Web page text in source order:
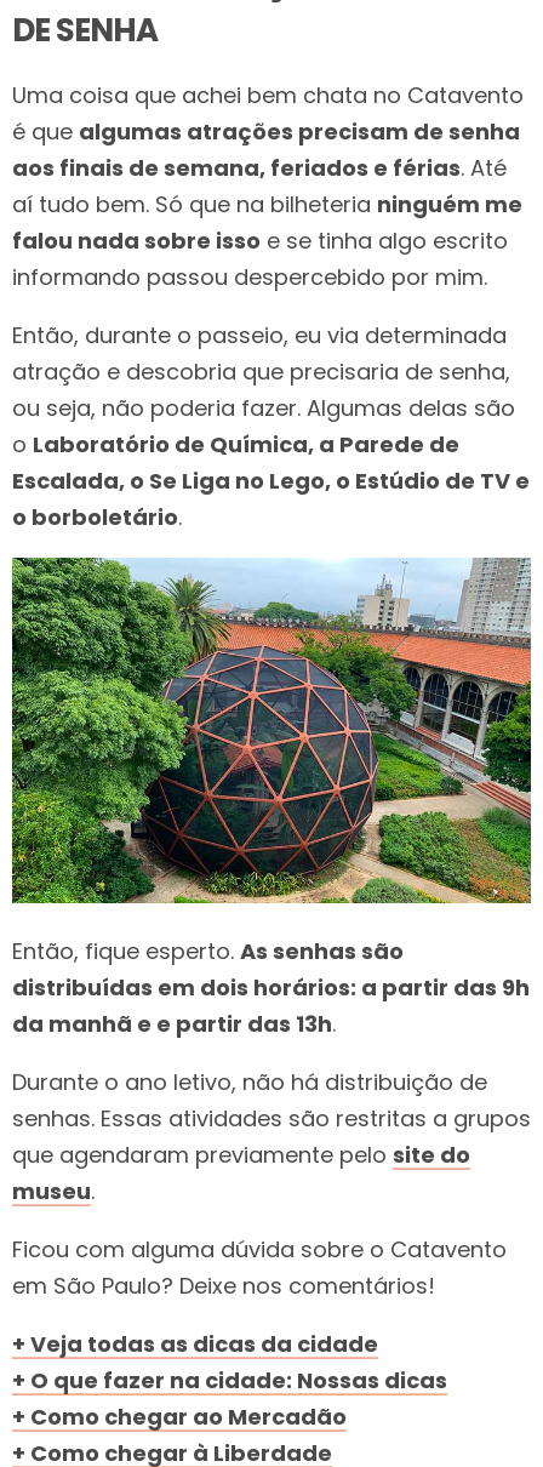
DE SENHA
Uma coisa que achei bem chata no Catavento
é que algumas atrações precisam de senha
aos finais de semana, feriados e férias. Até
aí tudo bem. Só que na bilheteria ninguém me
falou nada sobre isso e se tinha algo escrito
informando passou despercebido por mim.
Então, durante o passeio, eu via determinada
atração e descobria que precisaria de senha,
ou seja, não poderia fazer. Algumas delas são
o Laboratório de Química, a Parede de
Escalada, o Se Liga no Lego, o Estúdio de TV e
o borboletário.
Então, fique esperto. As senhas são
distribuídas em dois horários: a partir das 9h
da manhã e e partir das 13h.
Durante o ano letivo, não há distribuição de
senhas. Essas atividades são restritas a grupos
que agendaram previamente pelo site do
museu.
Ficou com alguma dúvida sobre o Catavento
em São Paulo? Deixe nos comentários!
+ Veja todas as dicas da cidade
+ O que fazer na cidade: Nossas dicas
+ Como chegar ao Mercadão
+ Como chegar à Liberdade